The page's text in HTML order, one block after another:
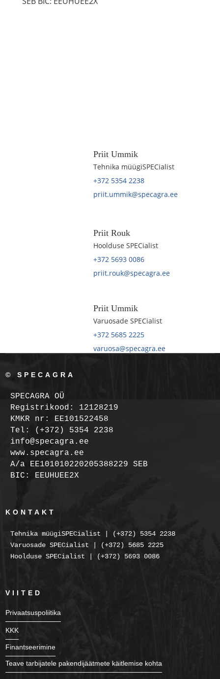
Priit Ummik
Tehnika müügiSPECialist
+372 5354 2238
priit.ummik@specagra.ee
Priit Rouk
Hoolduse SPECialist
+372 5693 0086
priit.rouk@specagra.ee
Priit Ummik
Varuosade SPECialist
+372 5685 2225
varuosa@specagra.ee
© SPECAGRA
SPECAGRA OÜ
Registrikood: 12128219
KMKR nr: EE101522458
Tel: (+372) 5354 2238
info@specagra.ee
www.specagra.ee
A/a EE101010220205388229 SEB
BIC: EEUHUEE2X
KONTAKT
Tehnika müügiSPECialist | (+372) 5354 2238
Varuosade SPECialist | (+372) 5685 2225
Hoolduse SPECialist | (+372) 5693 0086
VIITED
Privaatsuspoliitika
KKK
Finantseerimine
Teave tarbijatele pakendijäätmete käitlemise kohta